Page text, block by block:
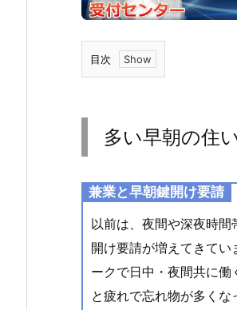
目次
1.
早
の
住
い
の
玄
関
多い早朝の住
兼業と早朝鍵開け要請
以前は、夜間や深夜時
開け要請が増えてきて
ークで日中・夜間共に
と疲れで忘れ物が多くな